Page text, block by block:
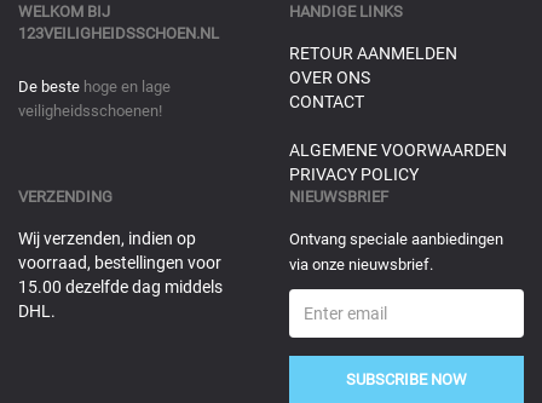
WELKOM BIJ
123VEILIGHEIDSSCHOEN.NL
De beste hoge en lage
veiligheidsschoenen!
HANDIGE LINKS
RETOUR AANMELDEN
OVER ONS
CONTACT
ALGEMENE VOORWAARDEN
PRIVACY POLICY
VERZENDING
Wij verzenden, indien op
voorraad, bestellingen voor
15.00 dezelfde dag middels
DHL.
NIEUWSBRIEF
Ontvang speciale aanbiedingen
via onze nieuwsbrief.
SUBSCRIBE NOW